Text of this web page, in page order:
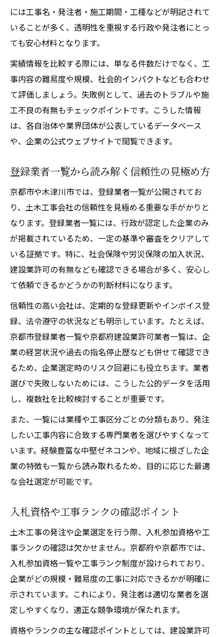
には工事名・発注者・施工期間・工種などが明記されて
いることが多く、透明性を重視する行政や発注者にとっ
ても安心材料となります。
実績情報を比較する際には、単なる件数だけでなく、工
事内容の難易度や規模、社会的インパクトなども合わせ
て評価しましょう。失敗例として、過去のトラブルや施
工不良の有無もチェックポイントです。こうした情報
は、各自治体や業界団体が公表しているデータベース
や、企業の公式ウェブサイトで閲覧できます。
登録業者一覧から読み解く信頼性の見極め方
京都市や木津川市では、登録業者一覧が公開されてお
り、土木工事会社の信頼性を見極める重要な手がかりと
なります。登録業者一覧には、行政が認定した企業のみ
が掲載されているため、一定の基準や審査をクリアして
いる証拠です。特に、社会保険や労災保険の加入状況、
建設業許可の有無なども確認できる場合が多く、安心し
て依頼できるかどうかの判断材料になります。
信頼性の高い会社は、定期的な登録更新やインボイス登
録、法令遵守の状況なども明示しています。たとえば、
京都市登録業者一覧や京都府建設業許可業者一覧は、企
業の経営状況や過去の指名停止歴なども併せて確認でき
るため、企業選定時のリスク回避にも役立ちます。業者
選びで失敗しないためには、こうした公的データを活用
し、複数社を比較検討することが重要です。
また、一覧には業種や工事区分ごとの分類もあり、発注
したい工事内容に合致する専門業者を選びやすくなって
います。経験豊富な中堅ゼネコンや、地域に根ざした企
業の特徴も一覧から読み取れるため、目的に応じた最適
な会社選定が可能です。
入札資格や工事ランクの確認ポイント
土木工事の発注や企業選定を行う際、入札参加資格や工
事ランクの確認は欠かせません。京都府や京都市では、
入札参加資格一覧や工事ランク制度が設けられており、
企業がどの規模・難易度の工事に対応できるかが明確に
示されています。これにより、発注者は適切な業者を選
定しやすくなり、適正な競争環境が保たれます。
資格やランクの主な確認ポイントとしては、建設業許可